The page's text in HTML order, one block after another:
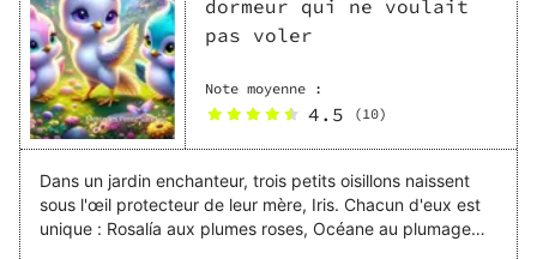
dormeur qui ne voulait
pas voler
Note moyenne :
4.5 (10)
Dans un jardin enchanteur, trois petits oisillons naissent
sous l'œil protecteur de leur mère, Iris. Chacun d'eux est
unique : Rosalía aux plumes roses, Océane au plumage